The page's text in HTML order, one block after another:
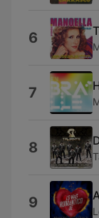
6
7
8
9